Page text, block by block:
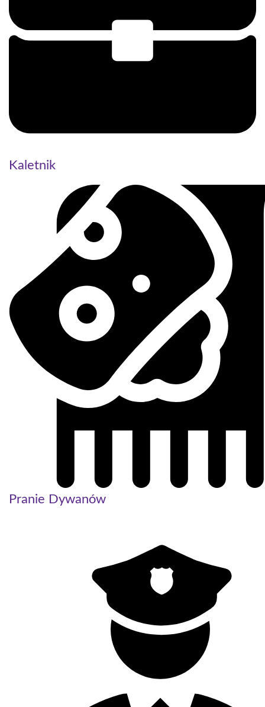
Kaletnik
Pranie Dywanów